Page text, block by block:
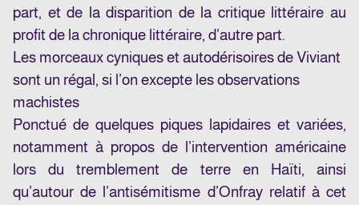
part, et de la disparition de la critique littéraire au
profit de la chronique littéraire, d’autre part.
Les morceaux cyniques et autodérisoires de Viviant
sont un régal, si l’on excepte les observations
machistes
Ponctué de quelques piques lapidaires et variées,
notamment à propos de l’intervention américaine
lors du tremblement de terre en Haïti, ainsi
qu’autour de l’antisémitisme d’Onfray relatif à cet